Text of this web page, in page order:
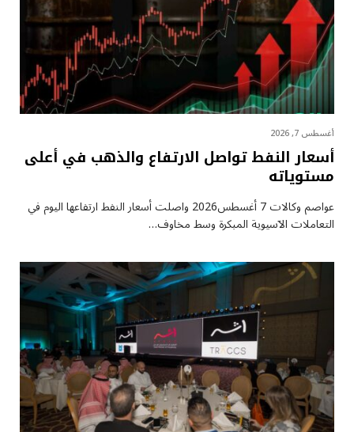
أغسطس 7, 2026
أسعار النفط تواصل الارتفاع والذهب في أعلى
مستوياته
عواصم وكالات 7 أغسطس2026 واصلت أسعار ⁠النفط ارتفاعها اليوم في
التعاملات الآسيوية المبكرة وسط مخاوف…